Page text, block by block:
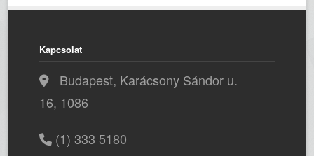
Kapcsolat
Budapest, Karácsony Sándor u.
16, 1086
(1) 333 5180